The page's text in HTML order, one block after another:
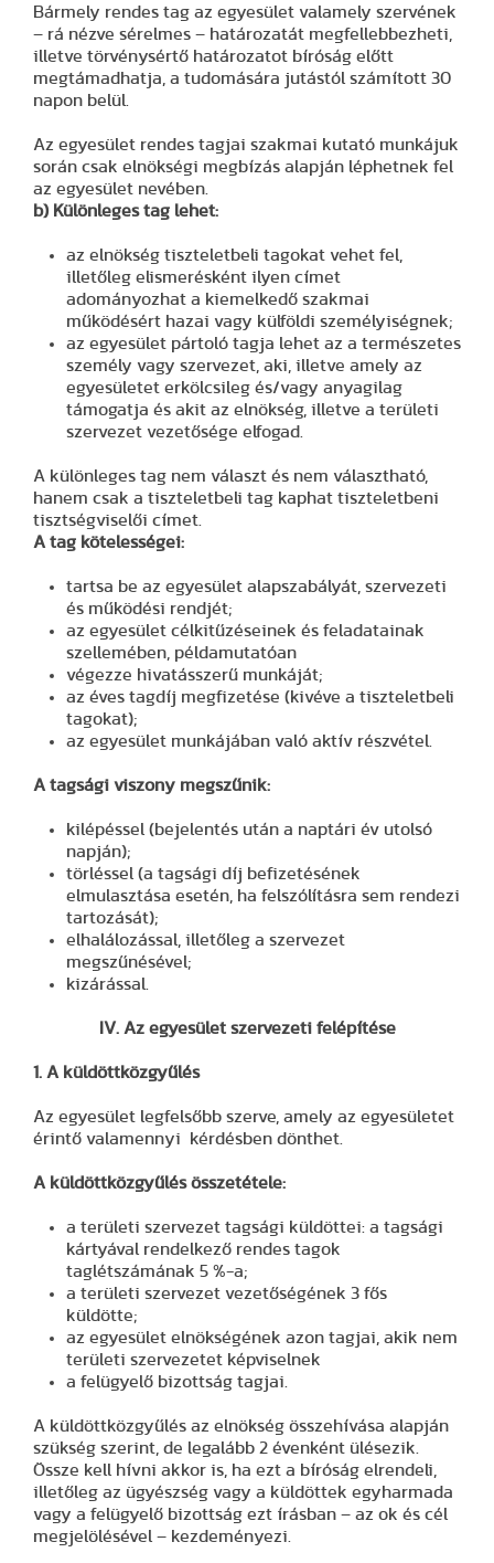
Bármely rendes tag az egyesület valamely szervének
– rá nézve sérelmes – határozatát megfellebbezheti,
illetve törvénysértő határozatot bíróság előtt
megtámadhatja, a tudomására jutástól számított 30
napon belül.
Az egyesület rendes tagjai szakmai kutató munkájuk
során csak elnökségi megbízás alapján léphetnek fel
az egyesület nevében.
b) Különleges tag lehet:
az elnökség tiszteletbeli tagokat vehet fel,
illetőleg elismerésként ilyen címet
adományozhat a kiemelkedő szakmai
működésért hazai vagy külföldi személyiségnek;
az egyesület pártoló tagja lehet az a természetes
személy vagy szervezet, aki, illetve amely az
egyesületet erkölcsileg és/vagy anyagilag
támogatja és akit az elnökség, illetve a területi
szervezet vezetősége elfogad.
A különleges tag nem választ és nem választható,
hanem csak a tiszteletbeli tag kaphat tiszteletbeni
tisztségviselői címet.
A tag kötelességei:
tartsa be az egyesület alapszabályát, szervezeti
és működési rendjét;
az egyesület célkitűzéseinek és feladatainak
szellemében, példamutatóan
végezze hivatásszerű munkáját;
az éves tagdíj megfizetése (kivéve a tiszteletbeli
tagokat);
az egyesület munkájában való aktív részvétel.
A tagsági viszony megszűnik:
kilépéssel (bejelentés után a naptári év utolsó
napján);
törléssel (a tagsági díj befizetésének
elmulasztása esetén, ha felszólításra sem rendezi
tartozását);
elhalálozással, illetőleg a szervezet
megszűnésével;
kizárással.
IV. Az egyesület szervezeti felépítése
1. A küldöttközgyűlés
Az egyesület legfelsőbb szerve, amely az egyesületet
érintő valamennyi kérdésben dönthet.
A küldöttközgyűlés összetétele:
a területi szervezet tagsági küldöttei: a tagsági
kártyával rendelkező rendes tagok
taglétszámának 5 %-a;
a területi szervezet vezetőségének 3 fős
küldötte;
az egyesület elnökségének azon tagjai, akik nem
területi szervezetet képviselnek
a felügyelő bizottság tagjai.
A küldöttközgyűlés az elnökség összehívása alapján
szükség szerint, de legalább 2 évenként ülésezik.
Össze kell hívni akkor is, ha ezt a bíróság elrendeli,
illetőleg az ügyészség vagy a küldöttek egyharmada
vagy a felügyelő bizottság ezt írásban – az ok és cél
megjelölésével – kezdeményezi.